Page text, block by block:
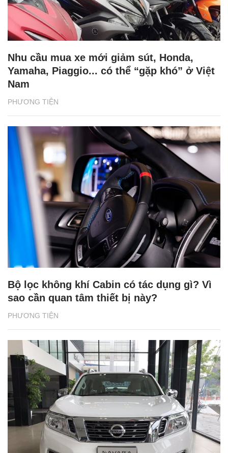
PHƯƠNG TIỆN
Nhu cầu mua xe mới giảm sút, Honda,
Yamaha, Piaggio... có thể “gặp khó” ở Việt
Nam
PHƯƠNG TIỆN
Bộ lọc không khí Cabin có tác dụng gì? Vì
sao cần quan tâm thiết bị này?